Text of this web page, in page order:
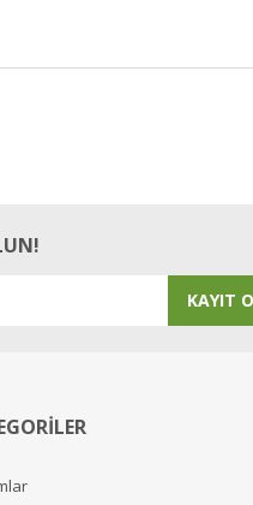
KAYIT